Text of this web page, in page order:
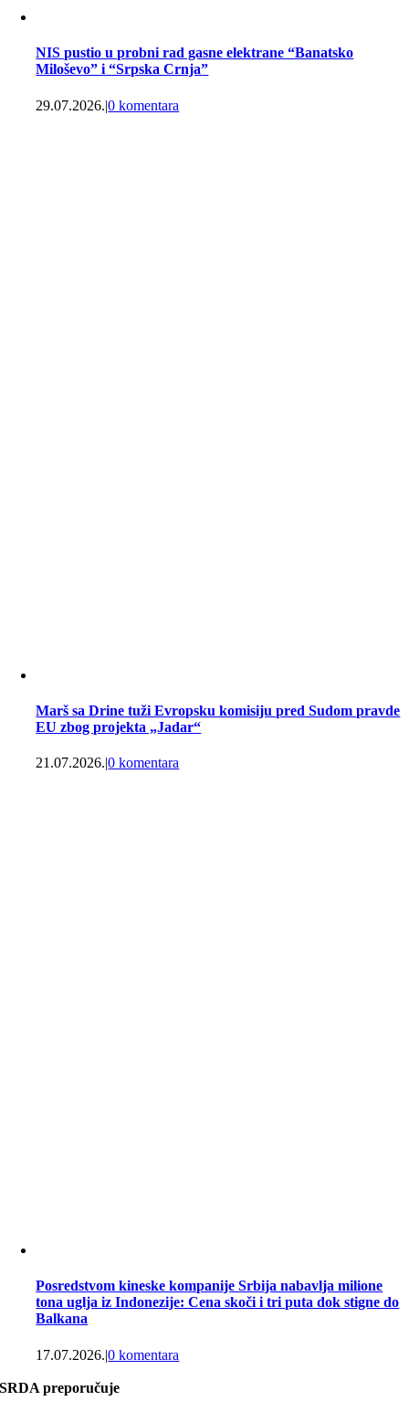
NIS pustio u probni rad gasne elektrane “Banatsko
Miloševo” i “Srpska Crnja”
29.07.2026.|0 komentara
Marš sa Drine tuži Evropsku komisiju pred Sudom pravde
EU zbog projekta „Jadar“
21.07.2026.|0 komentara
Posredstvom kineske kompanije Srbija nabavlja milione
tona uglja iz Indonezije: Cena skoči i tri puta dok stigne do
Balkana
17.07.2026.|0 komentara
SRDA preporučuje